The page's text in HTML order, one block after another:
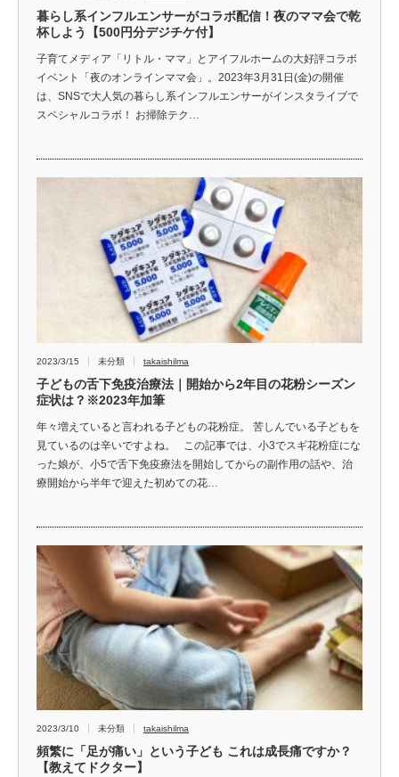
暮らし系インフルエンサーがコラボ配信！夜のママ会で乾
杯しよう【500円分デジチケ付】
子育てメディア「リトル・ママ」とアイフルホームの大好評コラボ
イベント「夜のオンラインママ会」。2023年3月31日(金)の開催
は、SNSで大人気の暮らし系インフルエンサーがインスタライブで
スペシャルコラボ！ お掃除テク…
2023/3/15 未分類 takaishilma
子どもの舌下免疫治療法｜開始から2年目の花粉シーズン
症状は？※2023年加筆
年々増えていると言われる子どもの花粉症。 苦しんでいる子どもを
見ているのは辛いですよね。 この記事では、小3でスギ花粉症にな
った娘が、小5で舌下免疫療法を開始してからの副作用の話や、治
療開始から半年で迎えた初めての花…
2023/3/10 未分類 takaishilma
頻繁に「足が痛い」という子ども これは成長痛ですか？
【教えてドクター】